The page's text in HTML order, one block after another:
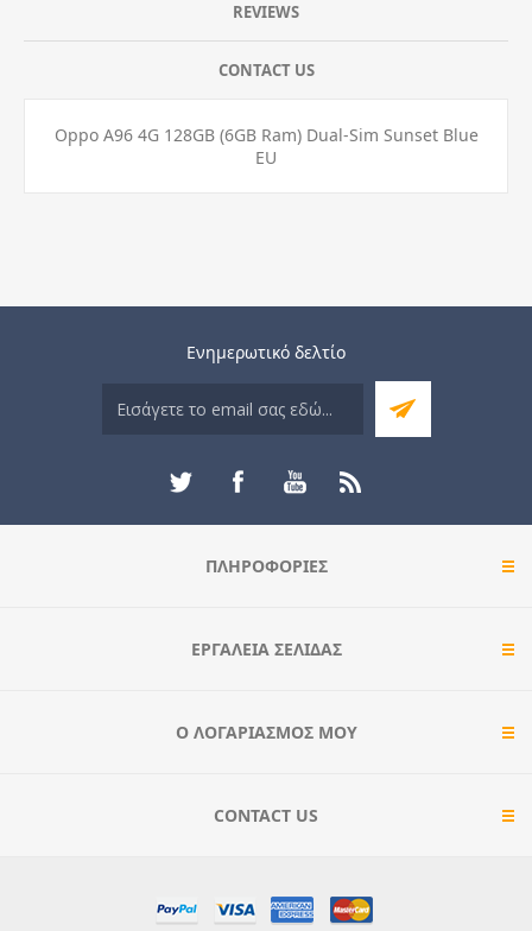
REVIEWS
CONTACT US
Oppo A96 4G 128GB (6GB Ram) Dual-Sim Sunset Blue
EU
Ενημερωτικό δελτίο
ΠΛΗΡΟΦΟΡΊΕΣ
ΕΡΓΑΛΕΊΑ ΣΕΛΊΔΑΣ
Ο ΛΟΓΑΡΙΑΣΜΌΣ ΜΟΥ
CONTACT US